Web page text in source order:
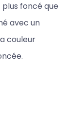
foncé que
avec un
couleur